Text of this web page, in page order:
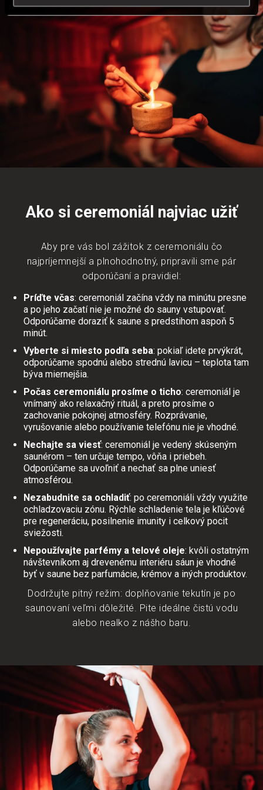
Ako si ceremoniál najviac užiť
Aby pre vás bol zážitok z ceremoniálu čo
najpríjemnejší a plnohodnotný, pripravili sme pár
odporúčaní a pravidiel:
Príďte včas: ceremoniál začína vždy na minútu presne
a po jeho začatí nie je možné do sauny vstupovať.
Odporúčame doraziť k saune s predstihom aspoň 5
minút.
Vyberte si miesto podľa seba: pokiaľ idete prvýkrát,
odporúčame spodnú alebo strednú lavicu – teplota tam
býva miernejšia.
Počas ceremoniálu prosíme o ticho: ceremoniál je
vnímaný ako relaxačný rituál, a preto prosíme o
zachovanie pokojnej atmosféry. Rozprávanie,
vyrušovanie alebo používanie telefónu nie je vhodné.
Nechajte sa viesť: ceremoniál je vedený skúseným
saunérom – ten určuje tempo, vôňa i priebeh.
Odporúčame sa uvoľniť a nechať sa plne uniesť
atmosférou.
Nezabudnite sa ochladiť: po ceremoniáli vždy využite
ochladzovaciu zónu. Rýchle schladenie tela je kľúčové
pre regeneráciu, posilnenie imunity i celkový pocit
sviežosti.
Nepoužívajte parfémy a telové oleje: kvôli ostatným
návštevníkom aj drevenému interiéru sáun je vhodné
byť v saune bez parfumácie, krémov a iných produktov.
Dodržujte pitný režim: doplňovanie tekutín je po
saunovaní veľmi dôležité. Pite ideálne čistú vodu
alebo nealko z nášho baru.